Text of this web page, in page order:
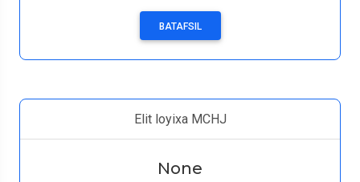
BATAFSIL
Elit loyixa MCHJ
None